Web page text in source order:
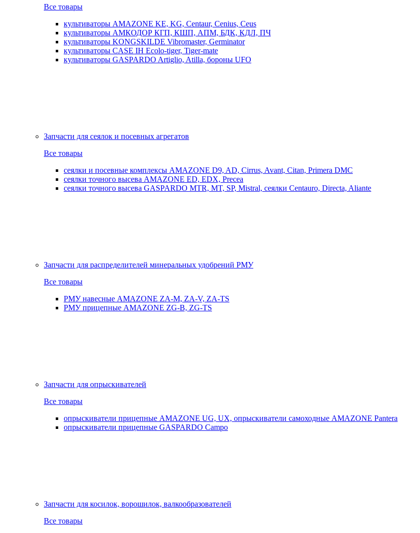
Все товары
культиваторы AMAZONE KE, KG, Centaur, Cenius, Ceus
культиваторы АМКОДОР КГП, КШП, АПМ, БДК, КДЛ, ПЧ
культиваторы KONGSKILDE Vibromaster, Germinator
культиваторы CASE IH Ecolo-tiger, Tiger-mate
культиваторы GASPARDO Artiglio, Atilla, бороны UFO
Запчасти для сеялок и посевных агрегатов
Все товары
сеялки и посевные комплексы AMAZONE D9, AD, Cirrus, Avant, Citan, Primera DMC
сеялки точного высева AMAZONE ED, EDX, Precea
сеялки точного высева GASPARDO MTR, MT, SP, Mistral, сеялки Centauro, Directa, Aliante
Запчасти для распределителей минеральных удобрений РМУ
Все товары
РМУ навесные AMAZONE ZA-M, ZA-V, ZA-TS
РМУ прицепные AMAZONE ZG-B, ZG-TS
Запчасти для опрыскивателей
Все товары
опрыскиватели прицепные AMAZONE UG, UX, опрыскиватели самоходные AMAZONE Pantera
опрыскиватели прицепные GASPARDO Campo
Запчасти для косилок, ворошилок, валкообразователей
Все товары